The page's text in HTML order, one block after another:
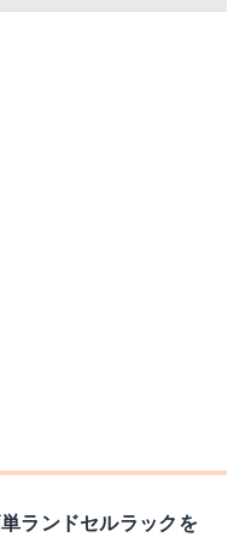
ランドセルラックを